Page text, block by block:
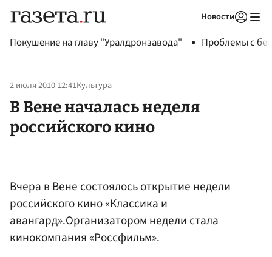
Новости
Покушение на главу "Уралдронзавода" Проблемы с
2 июля 2010 12:41Культура
В Вене началась неделя
российского кино
Вчера в Вене состоялось открытие недели
российского кино «Классика и
авангард».Организатором недели стала
кинокомпания «Россфильм».